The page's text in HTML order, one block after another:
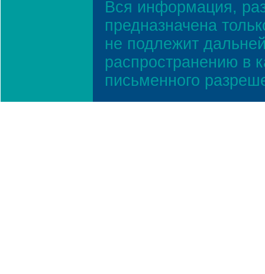
Вся информация,
предназначена
не подлежит
распространению в
письменного